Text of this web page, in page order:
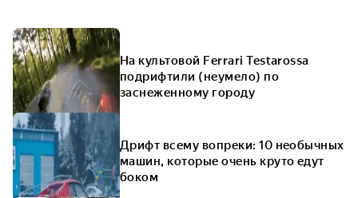
На культовой Ferrari Testarossa
подрифтили (неумело) по
заснеженному городу
Дрифт всему вопреки: 10 необычных
машин, которые очень круто едут
боком